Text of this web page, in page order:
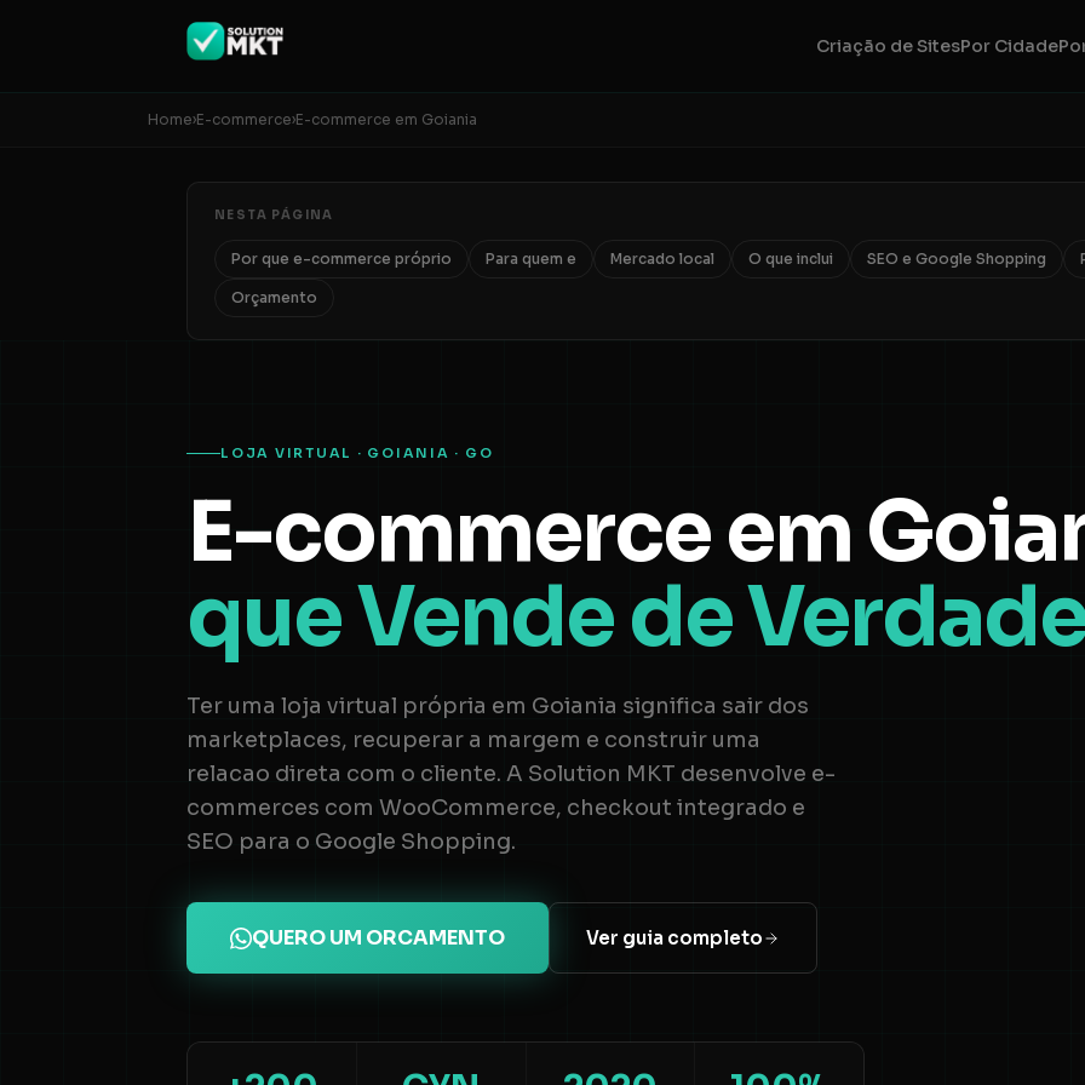
Criação de SitesPor Cidade
Home›E-commerce›E-commerce em Goiania
NESTA PÁGINA
Por que e-commerce próprio Para quem e Mercado local O que inclui SEO e Google Shopping
Orçamento
LOJA VIRTUAL · GOIANIA · GO
E-commerce em
que Vende de
Ter uma loja virtual própria em Goiania significa sair dos
marketplaces, recuperar a margem e construir uma
relacao direta com o cliente. A Solution MKT desenvolve e-
commerces com WooCommerce, checkout integrado e
SEO para o Google Shopping.
QUERO UM ORCAMENTO Ver guia completo